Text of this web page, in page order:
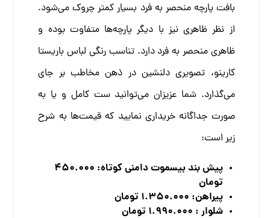
بافت پارچه منحصر به فرد بسیار کمتر چروک می‌شود.
از نظر ظاهری نیز با دیگر پارچه‌ها متفاوت بوده و
ظاهری منحصر به فرد دارد. تناسب رنگی لباس باریستا
کارینو، تصویری دلنشین در ذهن مخاطب بر جای
می‌گذارد. شما عزیزان می‌توانید ست کامل و یا به
صورت جداگانه خریداری نمایید که قیمت‌ها به شرح
زیر است:
پیش بند بیسموت دامنی کوتاه: 450.000
تومان
پیراهن: 1.350.000 تومان
شلوار : 1.990.000 تومان